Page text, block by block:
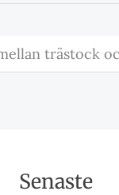
trästock
Senaste